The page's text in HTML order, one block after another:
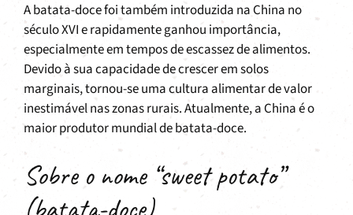
A batata-doce foi também introduzida na China no
século XVI e rapidamente ganhou importância,
especialmente em tempos de escassez de alimentos.
Devido à sua capacidade de crescer em solos
marginais, tornou-se uma cultura alimentar de valor
inestimável nas zonas rurais. Atualmente, a China é o
maior produtor mundial de batata-doce.
Sobre o nome “sweet potato”